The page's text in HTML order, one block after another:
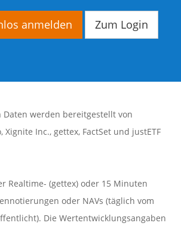
anmelden Zum Login
werden bereitgestellt von
, Xignite Inc., gettex, FactSet und justETF
Realtime- (gettex) oder 15 Minuten
oder NAVs (täglich vom
Die Wertentwicklungsangaben